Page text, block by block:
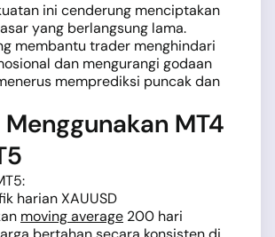
ini cenderung menciptakan
yang berlangsung lama.
membantu trader menghindari
dan mengurangi godaan
memprediksi puncak dan
MT4
harian XAUUSD
moving average 200 hari